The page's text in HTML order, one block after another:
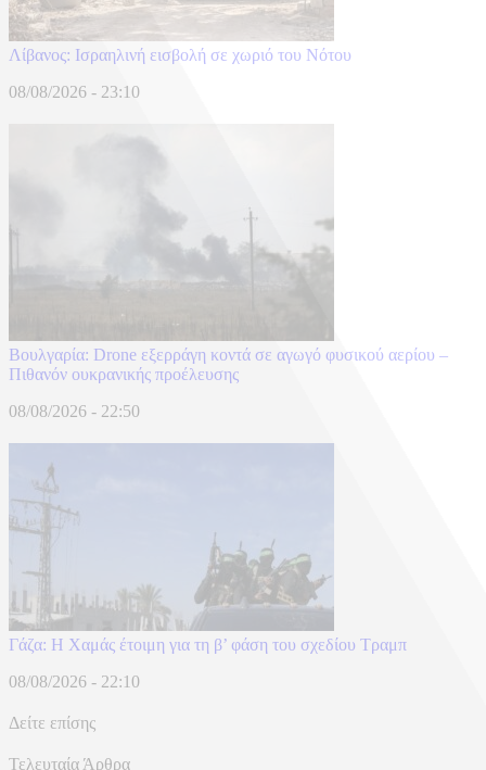
Λίβανος: Ισραηλινή εισβολή σε χωριό του Νότου
08/08/2026 - 23:10
Βουλγαρία: Drone εξερράγη κοντά σε αγωγό φυσικού αερίου –
Πιθανόν ουκρανικής προέλευσης
08/08/2026 - 22:50
Γάζα: Η Χαμάς έτοιμη για τη β’ φάση του σχεδίου Τραμπ
08/08/2026 - 22:10
Δείτε επίσης
Τελευταία Άρθρα